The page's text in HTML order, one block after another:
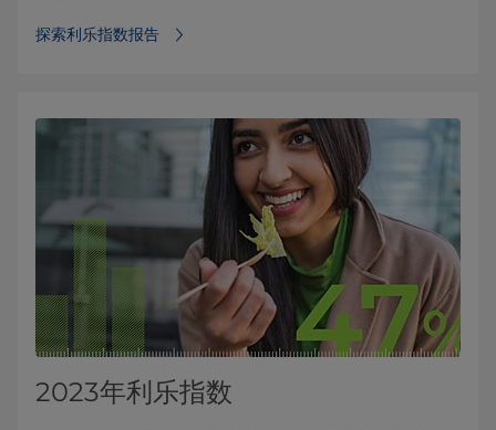
探索利乐指数报告
2023年利乐指数